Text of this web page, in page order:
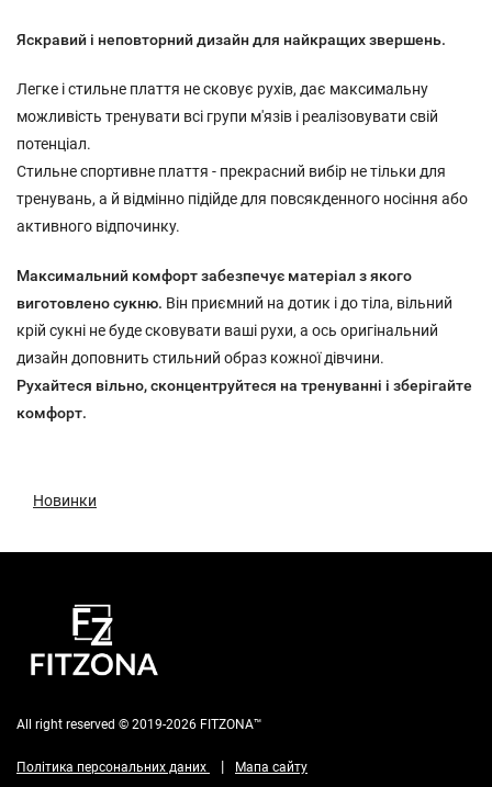
Яскравий і неповторний дизайн для найкращих звершень.
Легке і стильне плаття не сковує рухів, дає максимальну
можливість тренувати всі групи м'язів і реалізовувати свій
потенціал.
Стильне спортивне плаття - прекрасний вибір не тільки для
тренувань, а й відмінно підійде для повсякденного носіння або
активного відпочинку.
Максимальний комфорт забезпечує матеріал з якого
виготовлено сукню. Він приємний на дотик і до тіла, вільний
крій сукні не буде сковувати ваші рухи, а ось оригінальний
дизайн доповнить стильний образ кожної дівчини.
Рухайтеся вільно, сконцентруйтеся на тренуванні і зберігайте
комфорт.
Новинки
All right reserved © 2019-2026 FITZONA™
Політика персональних даних | Мапа сайту